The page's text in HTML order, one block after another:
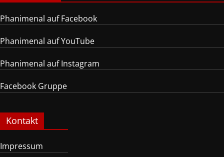
Phanimenal auf Facebook
Phanimenal auf YouTube
Phanimenal auf Instagram
Facebook Gruppe
Kontakt
Impressum